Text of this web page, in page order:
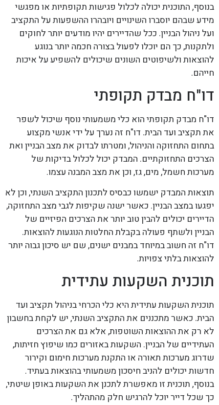
בנוסף, התוכנית יכולה לכלול פגישות תקופתיות או מפגשי
מידע שבהם יוסברו השינויים ויובהרו ההשפעות על התקציב
ועל ניהול הבניין. ככל שהדיירים יהיו מודעים יותר לחוקים
ולתקנות, כך הם יוכלו לפעול בצורה חכמה יותר בנוגע
להוצאות ולשיפוטים השונים שיכולים להשפיע על איכות
חייהם.
דו"ח מבדק תקופתי
דו"ח מבדק תקופתי הוא כלי משמעותי נוסף שיכול לשפר
את תקציב ועד הבית. דו"ח זה נערך על ידי אנשי מקצוע
בתחום התחזוקה והניהול, ומטרתו לבדוק את מצב הבניין ואת
הצרכים התחזוקתיים. המבדק יכול לכלול בדיקות של
מערכות חשמל, מים, גז, וכן את מצב המבנה עצמו.
תוצאות המבדק ישמשו כבסיס לתכנון התקציב השנתי, וכן לא
יפגעו במצב הבניין. כאשר ישנה שקיפות לגבי מצב התחזוקה,
הדיירים יכולים להבין טוב יותר את הצרכים הפיזיים של
הבניין ולשתף פעולה בקבלת החלטות הנוגעות להוצאות.
דו"ח זה חשוב במיוחד במבנים ישנים, שם יש סיכון גבוה יותר
להוצאות בלתי צפויות.
תוכנית השקעות עתידית
תוכנית השקעות עתידית היא כלי הכרחי בניהול תקציב ועד
הבית. כאשר מתכננים את התקציב השנתי, יש לקחת בחשבון
לא רק את ההוצאות השוטפות, אלא גם את הצרכים
העתידיים של הבניין. השקעות באזורים כמו שיפוץ חזיתות,
שדרוג מערכות תאורה או התקנת מערכות חימום וקירור
חדשות יכולים להניב חיסכון משמעותי בהוצאות בעתיד.
בנוסף, תוכנית זו מאפשרת לתכנן את השקעות באופן שיטתי,
כך שכל דייר יוכל להרגיש חלק מהתהליך.